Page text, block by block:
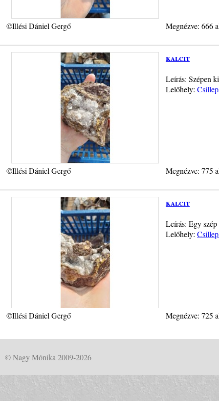
©Illési Dániel Gergő Megnézve: 666
kalcit
Leírás: Szépen
Lelőhely:
©Illési Dániel Gergő Megnézve: 775
kalcit
Leírás: Egy
Lelőhely:
©Illési Dániel Gergő Megnézve: 725
© Nagy Mónika 2009-2026